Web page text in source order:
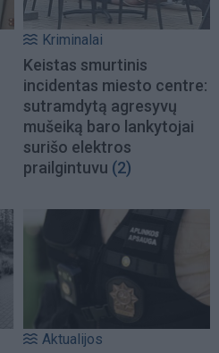
Kriminalai
Keistas smurtinis
incidentas miesto centre:
sutramdytą agresyvų
mušeiką baro lankytojai
surišo elektros
prailgintuvu (2)
Aktualijos